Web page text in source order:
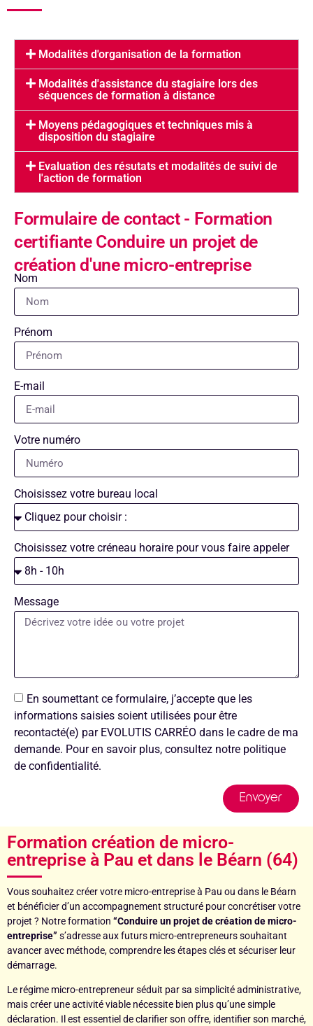
Modalités d'organisation de la formation
Modalités d'assistance du stagiaire lors des
séquences de formation à distance
Moyens pédagogiques et techniques mis à
disposition du stagiaire
Evaluation des résutats et modalités de suivi de
l'action de formation
Formulaire de contact - Formation
certifiante Conduire un projet de
création d'une micro-entreprise
Nom
Prénom
E-mail
Votre numéro
Choisissez votre bureau local
Choisissez votre créneau horaire pour vous faire appeler
Message
En soumettant ce formulaire, j’accepte que les
informations saisies soient utilisées pour être
recontacté(e) par EVOLUTIS CARRÉO dans le cadre de ma
demande. Pour en savoir plus, consultez notre politique
de confidentialité.
Envoyer
Formation création de micro-
entreprise à Pau et dans le Béarn (64)
Vous souhaitez créer votre micro-entreprise à Pau ou dans le Béarn
et bénéficier d’un accompagnement structuré pour concrétiser votre
projet ? Notre formation “Conduire un projet de création de micro-
entreprise” s’adresse aux futurs micro-entrepreneurs souhaitant
avancer avec méthode, comprendre les étapes clés et sécuriser leur
démarrage.
Le régime micro-entrepreneur séduit par sa simplicité administrative,
mais créer une activité viable nécessite bien plus qu’une simple
déclaration. Il est essentiel de clarifier son offre, identifier son marché,